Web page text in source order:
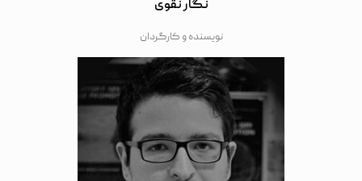
نگار نقوی
نویسنده و کارگردان